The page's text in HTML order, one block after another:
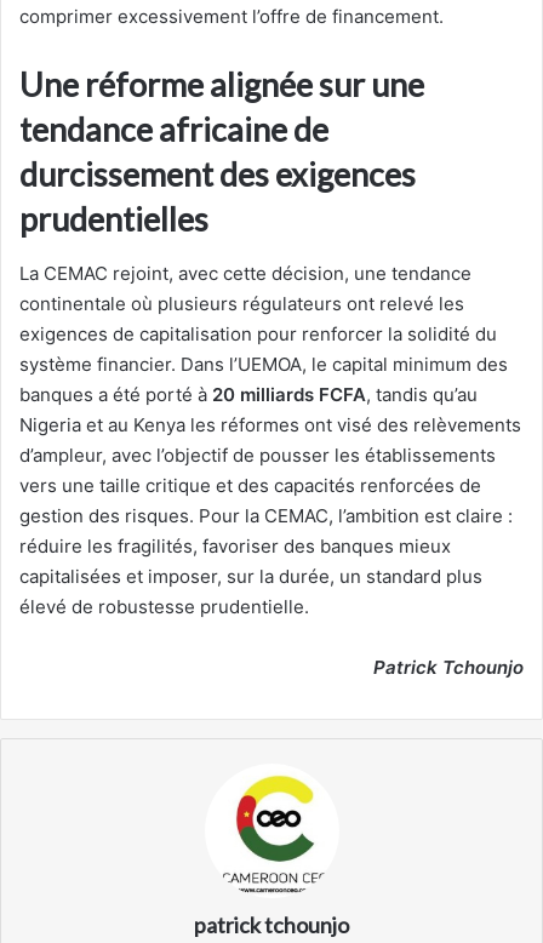
comprimer excessivement l’offre de financement.
Une réforme alignée sur une
tendance africaine de
durcissement des exigences
prudentielles
La CEMAC rejoint, avec cette décision, une tendance
continentale où plusieurs régulateurs ont relevé les
exigences de capitalisation pour renforcer la solidité du
système financier. Dans l’UEMOA, le capital minimum des
banques a été porté à 20 milliards FCFA, tandis qu’au
Nigeria et au Kenya les réformes ont visé des relèvements
d’ampleur, avec l’objectif de pousser les établissements
vers une taille critique et des capacités renforcées de
gestion des risques. Pour la CEMAC, l’ambition est claire :
réduire les fragilités, favoriser des banques mieux
capitalisées et imposer, sur la durée, un standard plus
élevé de robustesse prudentielle.
Patrick Tchounjo
patrick tchounjo